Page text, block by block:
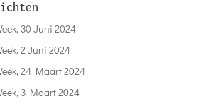
30 Juni 2024
2 Juni 2024
24 Maart 2024
3 Maart 2024